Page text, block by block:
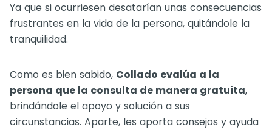
Ya que si ocurriesen desatarían unas consecuencias
frustrantes en la vida de la persona, quitándole la
tranquilidad.
Como es bien sabido, Collado evalúa a la
persona que la consulta de manera gratuita,
brindándole el apoyo y solución a sus
circunstancias. Aparte, les aporta consejos y ayuda